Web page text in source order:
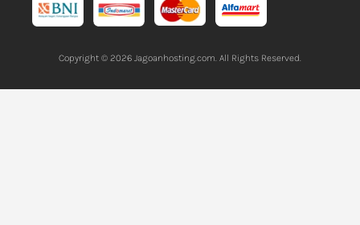
Copyright © 2026 Jagoanhosting.com. All Rights Reserved.